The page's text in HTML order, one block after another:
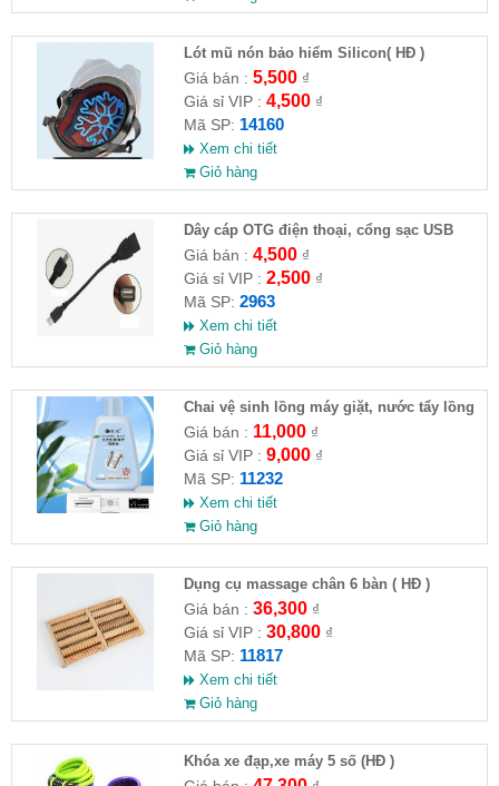
Lót mũ nón bảo hiểm Silicon( HĐ )
Giá bán : 5,500₫
Giá sỉ VIP : 4,500₫
Mã SP: 14160
Xem chi tiết
Giỏ hàng
Dây cáp OTG điện thoại, cổng sạc USB
Giá bán : 4,500₫
Giá sỉ VIP : 2,500₫
Mã SP: 2963
Xem chi tiết
Giỏ hàng
Chai vệ sinh lồng máy giặt, nước tẩy lồng
máy giặt CLEANING FLUID
Giá bán : 11,000₫
Giá sỉ VIP : 9,000₫
Mã SP: 11232
Xem chi tiết
Giỏ hàng
Dụng cụ massage chân 6 bàn ( HĐ )
Giá bán : 36,300₫
Giá sỉ VIP : 30,800₫
Mã SP: 11817
Xem chi tiết
Giỏ hàng
Khóa xe đạp,xe máy 5 số (HĐ )